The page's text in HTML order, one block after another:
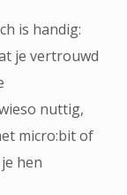
is handig:
je vertrouwd
nuttig,
micro:bit of
hen